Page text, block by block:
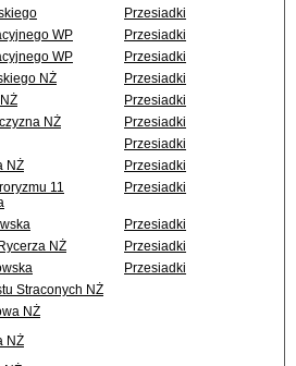
Przesiadki
WP
Przesiadki
WP
Przesiadki
NŻ
Przesiadki
Przesiadki
NŻ
Przesiadki
Przesiadki
NŻ
Przesiadki
11
Przesiadki
Przesiadki
NŻ
Przesiadki
Przesiadki
Straconych NŻ
NŻ
NŻ